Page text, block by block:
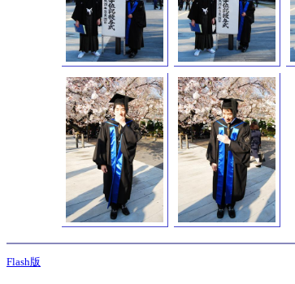
Flash版